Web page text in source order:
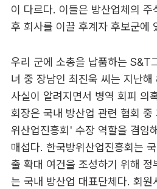
이 다르다. 이들은 방산업체의
후 회사를 이끌 후계자 후보군에
우리 군에 소총을 납품하는 S&T
녀 중 장남인 최진욱 씨는 지난
사실이 알려지면서 병역 회피 의
회장은 국내 방산업 관련 협회
위산업진흥회' 수장 역할을 겸임
매섭다. 한국방위산업진흥회는
출 확대 여건을 조성하기 위해
는 국내 방산업 대표단체다. 회원